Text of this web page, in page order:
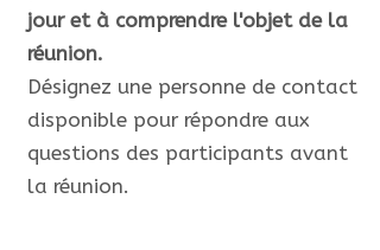
jour et à comprendre l'objet de la
réunion.
Désignez une personne de contact
disponible pour répondre aux
questions des participants avant
la réunion.